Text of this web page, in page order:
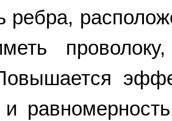
ребра,
и